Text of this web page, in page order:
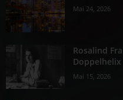
Mai 24, 2026
Rosalind
Doppelhelix
Mai 15, 2026